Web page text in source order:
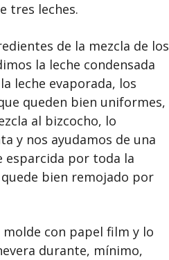
tres leches.
de la mezcla de los
la leche condensada
leche evaporada, los
queden bien uniformes,
al bizcocho, lo
y nos ayudamos de una
esparcida por toda la
bien remojado por
con papel film y lo
durante, mínimo,